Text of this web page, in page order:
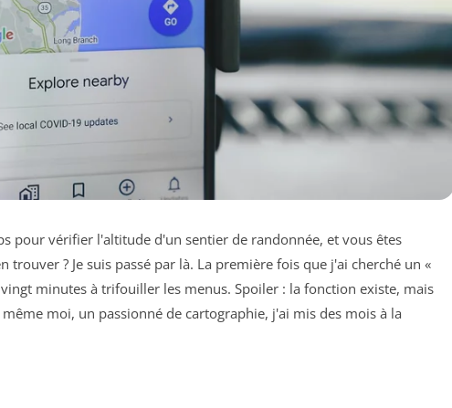
pour vérifier l'altitude d'un sentier de randonnée, et vous êtes
? Je suis passé par là. La première fois que j'ai cherché un «
minutes à trifouiller les menus. Spoiler : la fonction existe, mais
moi, un passionné de cartographie, j'ai mis des mois à la